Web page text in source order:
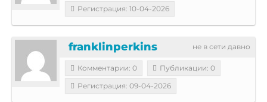
Регистрация: 10-04-2026
не в сети давно
franklinperkins
Комментарии: 0
Публикации: 0
Регистрация: 09-04-2026